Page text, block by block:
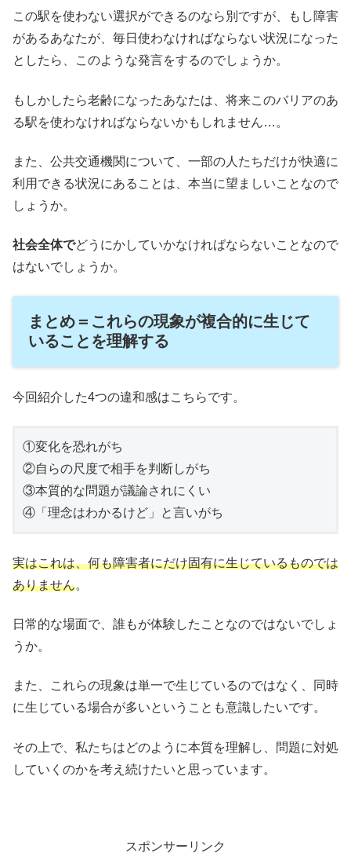
この駅を使わない選択ができるのなら別ですが、もし障害
があるあなたが、毎日使わなければならない状況になった
としたら、このような発言をするのでしょうか。
もしかしたら老齢になったあなたは、将来このバリアのあ
る駅を使わなければならないかもしれません…。
また、公共交通機関について、一部の人たちだけが快適に
利用できる状況にあることは、本当に望ましいことなので
しょうか。
社会全体でどうにかしていかなければならないことなので
はないでしょうか。
まとめ＝これらの現象が複合的に生じて
いることを理解する
今回紹介した4つの違和感はこちらです。
①変化を恐れがち
②自らの尺度で相手を判断しがち
③本質的な問題が議論されにくい
④「理念はわかるけど」と言いがち
実はこれは、何も障害者にだけ固有に生じているものでは
ありません。
日常的な場面で、誰もが体験したことなのではないでしょ
うか。
また、これらの現象は単一で生じているのではなく、同時
に生じている場合が多いということも意識したいです。
その上で、私たちはどのように本質を理解し、問題に対処
していくのかを考え続けたいと思っています。
スポンサーリンク